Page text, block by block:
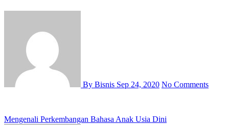
By Bisnis Sep 24, 2020 No Comments
Post
Mengenali Perkembangan Bahasa Anak Usia Dini